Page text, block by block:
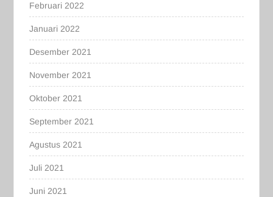
Februari 2022
Januari 2022
Desember 2021
November 2021
Oktober 2021
September 2021
Agustus 2021
Juli 2021
Juni 2021